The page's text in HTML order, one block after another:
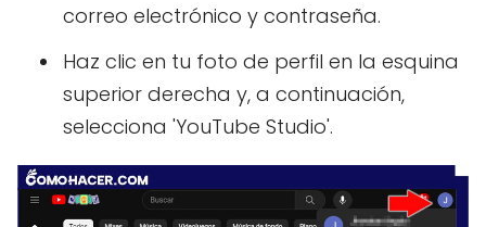
correo electrónico y contraseña.
Haz clic en tu foto de perfil en la esquina
superior derecha y, a continuación,
selecciona 'YouTube Studio'.